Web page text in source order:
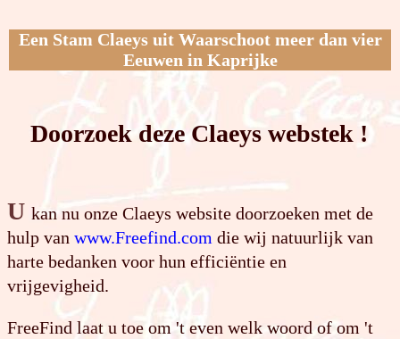
Een Stam Claeys uit Waarschoot meer dan vier
Eeuwen in Kaprijke
Doorzoek deze Claeys webstek !
U kan nu onze Claeys website doorzoeken met de
hulp van www.Freefind.com die wij natuurlijk van
harte bedanken voor hun efficiëntie en
vrijgevigheid.
FreeFind laat u toe om 't even welk woord of om 't